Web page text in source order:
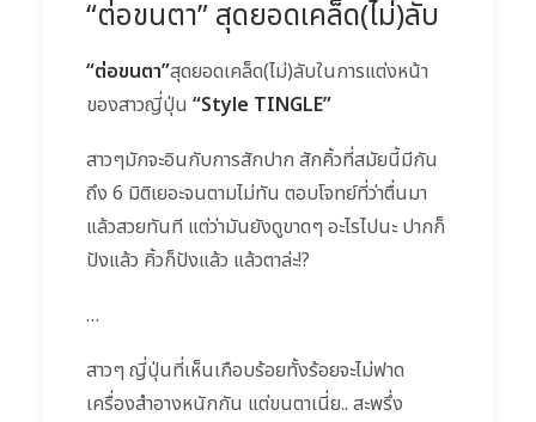
“ต่อขนตา” สุดยอดเคล็ด(ไม่)ลับ
“ต่อขนตา”สุดยอดเคล็ด(ไม่)ลับในการแต่งหน้า
ของสาวญี่ปุ่น “Style TINGLE”
สาวๆมักจะอินกับการสักปาก สักคิ้วที่สมัยนี้มีกัน
ถึง 6 มิติเยอะจนตามไม่ทัน ตอบโจทย์ที่ว่าตื่นมา
แล้วสวยทันที แต่ว่ามันยังดูขาดๆ อะไรไปนะ ปากก็
ปังแล้ว คิ้วก็ปังแล้ว แล้วตาล่ะ!?
…
สาวๆ ญี่ปุ่นที่เห็นเกือบร้อยทั้งร้อยจะไม่ฟาด
เครื่องสำอางหนักกัน แต่ขนตาเนี่ย.. สะพรึ่ง